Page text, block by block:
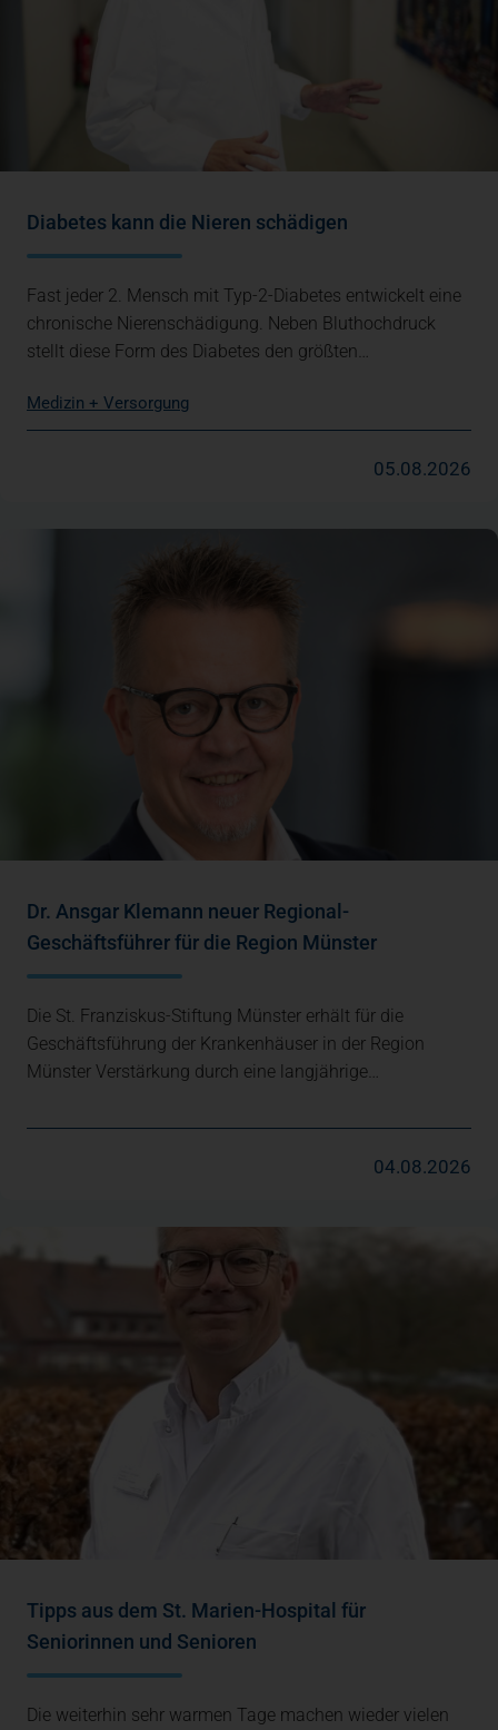
Diabetes kann die Nieren schädigen
Fast jeder 2. Mensch mit Typ-2-Diabetes entwickelt eine
chronische Nierenschädigung. Neben Bluthochdruck
stellt diese Form des Diabetes den größten…
Medizin + Versorgung
05.08.2026
Dr. Ansgar Klemann neuer Regional-
Geschäftsführer für die Region Münster
Die St. Franziskus-Stiftung Münster erhält für die
Geschäftsführung der Krankenhäuser in der Region
Münster Verstärkung durch eine langjährige…
04.08.2026
Tipps aus dem St. Marien-Hospital für
Seniorinnen und Senioren
Die weiterhin sehr warmen Tage machen wieder vielen